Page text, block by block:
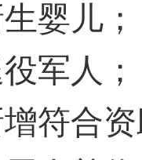
婴儿；
军人；
增符合